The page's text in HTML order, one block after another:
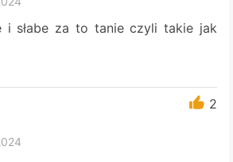
i słabe za to tanie czyli takie jak
2